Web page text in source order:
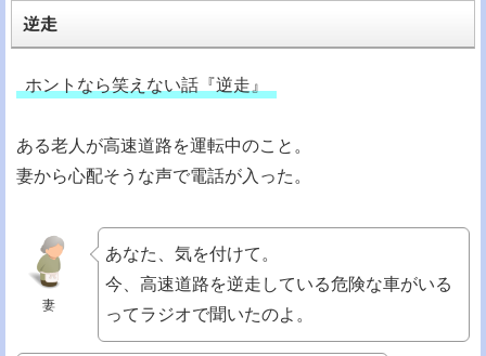
逆走
ホントなら笑えない話『逆走』
ある老人が高速道路を運転中のこと。
妻から心配そうな声で電話が入った。
妻
あなた、気を付けて。
今、高速道路を逆走している危険な車がいる
ってラジオで聞いたのよ。